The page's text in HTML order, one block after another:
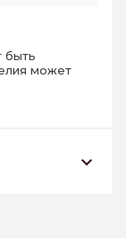
быть
может